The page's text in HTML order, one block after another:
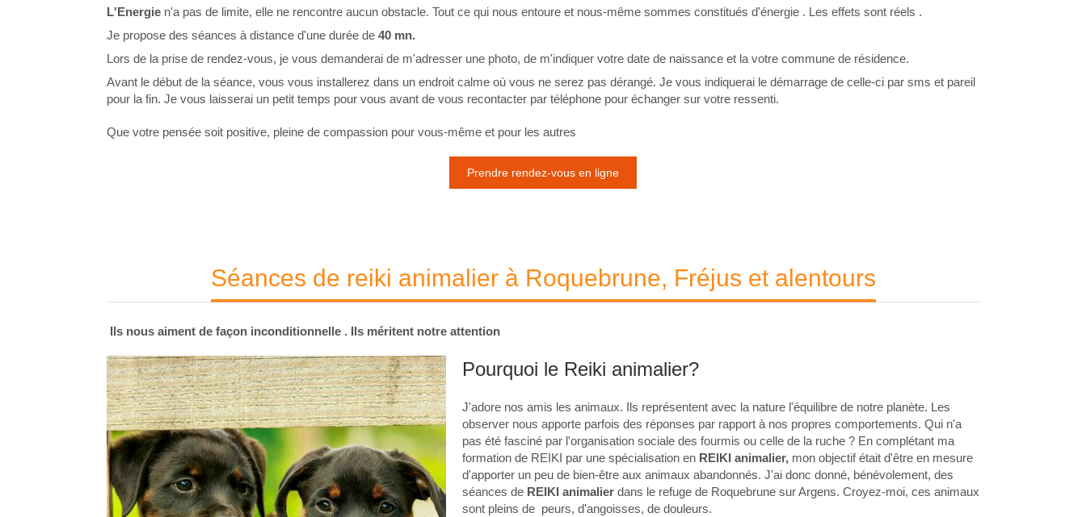
L'Energie n'a pas de limite, elle ne rencontre aucun obstacle. Tout ce qui nous entoure et nous-même sommes constitués d'énergie . Les effets sont réels .
Je propose des séances à distance d'une durée de 40 mn.
Lors de la prise de rendez-vous, je vous demanderai de m'adresser une photo, de m'indiquer votre date de naissance et la votre commune de résidence.
Avant le début de la séance, vous vous installerez dans un endroit calme où vous ne serez pas dérangé. Je vous indiquerai le démarrage de celle-ci par sms et pareil
pour la fin. Je vous laisserai un petit temps pour vous avant de vous recontacter par téléphone pour échanger sur votre ressenti.
Que votre pensée soit positive, pleine de compassion pour vous-même et pour les autres
Prendre rendez-vous en ligne
Séances de reiki animalier à Roquebrune, Fréjus et alentours
Ils nous aiment de façon inconditionnelle . Ils méritent notre attention
Pourquoi le Reiki animalier?
J'adore nos amis les animaux. Ils représentent avec la nature l'équilibre de notre planète. Les
observer nous apporte parfois des réponses par rapport à nos propres comportements. Qui n'a
pas été fasciné par l'organisation sociale des fourmis ou celle de la ruche ? En complétant ma
formation de REIKI par une spécialisation en REIKI animalier, mon objectif était d'être en mesure
d'apporter un peu de bien-être aux animaux abandonnés. J'ai donc donné, bénévolement, des
séances de REIKI animalier dans le refuge de Roquebrune sur Argens. Croyez-moi, ces animaux
sont pleins de peurs, d'angoisses, de douleurs.